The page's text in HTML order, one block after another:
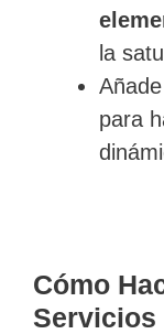
la
para
Cómo
Servicios